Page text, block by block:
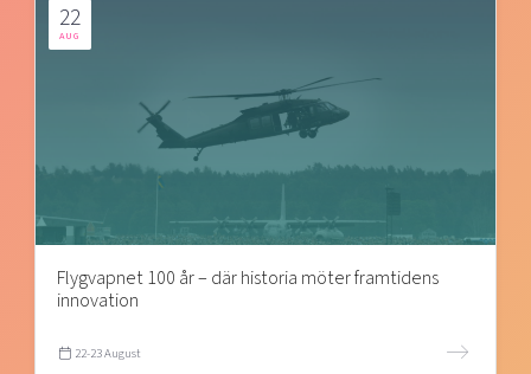
22
AUG
Flygvapnet 100 år – där historia möter framtidens
innovation
22-23 August